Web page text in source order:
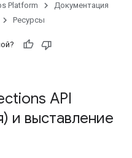
Platform
Документация
Ресурсы
API
и выставление